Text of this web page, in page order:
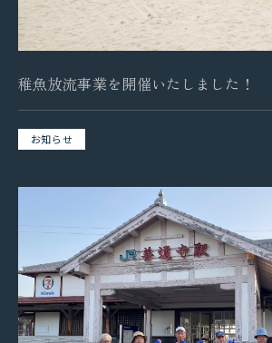
お問い合わせ
自社メディア
採用情報
地元サポートチーム
お知らせ
拓海ペーパークラフト
稚魚放流事業を開催いたしました！
お知らせ